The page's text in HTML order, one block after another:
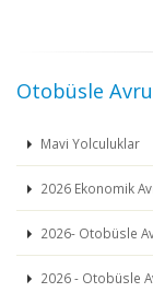
Otobüsle
Mavi Yolculuklar
2026 Ekonomik
2026- Otobüsle
2026 - Otobüsle